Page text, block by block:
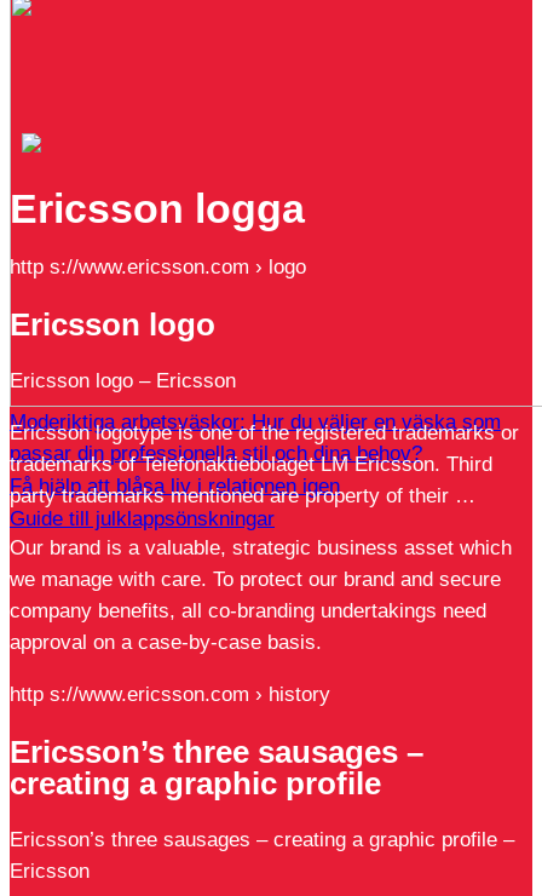
Moderiktiga arbetsväskor: Hur du väljer en väska som
passar din professionella stil och dina behov?
Få hjälp att blåsa liv i relationen igen
Guide till julklappsönskningar
Ericsson logga
http s://www.ericsson.com › logo
Ericsson logo
Ericsson logo – Ericsson
Ericsson logotype is one of the registered trademarks or
trademarks of Telefonaktiebolaget LM Ericsson. Third
party trademarks mentioned are property of their …
Our brand is a valuable, strategic business asset which
we manage with care. To protect our brand and secure
company benefits, all co-branding undertakings need
approval on a case-by-case basis.
http s://www.ericsson.com › history
Ericsson’s three sausages –
creating a graphic profile
Ericsson’s three sausages – creating a graphic profile –
Ericsson